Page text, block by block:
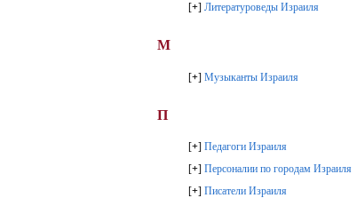
[+] Литературоведы Израиля
М
[+] Музыканты Израиля
П
[+] Педагоги Израиля
[+] Персоналии по городам Израиля
[+] Писатели Израиля